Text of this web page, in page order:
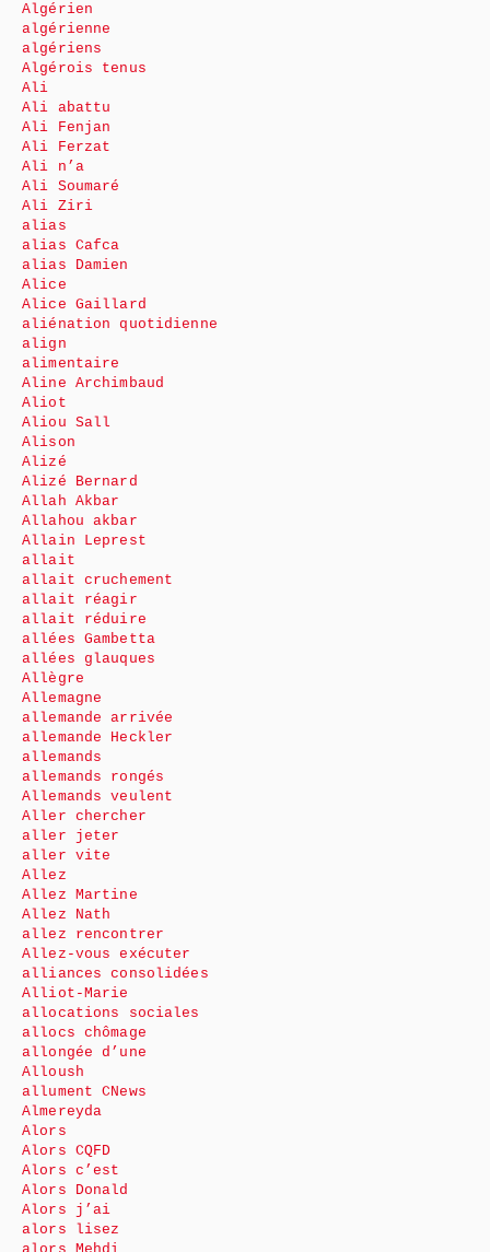
Algérien
algérienne
algériens
Algérois tenus
Ali
Ali abattu
Ali Fenjan
Ali Ferzat
Ali n’a
Ali Soumaré
Ali Ziri
alias
alias Cafca
alias Damien
Alice
Alice Gaillard
aliénation quotidienne
align
alimentaire
Aline Archimbaud
Aliot
Aliou Sall
Alison
Alizé
Alizé Bernard
Allah Akbar
Allahou akbar
Allain Leprest
allait
allait cruchement
allait réagir
allait réduire
allées Gambetta
allées glauques
Allègre
Allemagne
allemande arrivée
allemande Heckler
allemands
allemands rongés
Allemands veulent
Aller chercher
aller jeter
aller vite
Allez
Allez Martine
Allez Nath
allez rencontrer
Allez-vous exécuter
alliances consolidées
Alliot-Marie
allocations sociales
allocs chômage
allongée d’une
Alloush
allument CNews
Almereyda
Alors
Alors CQFD
Alors c’est
Alors Donald
Alors j’ai
alors lisez